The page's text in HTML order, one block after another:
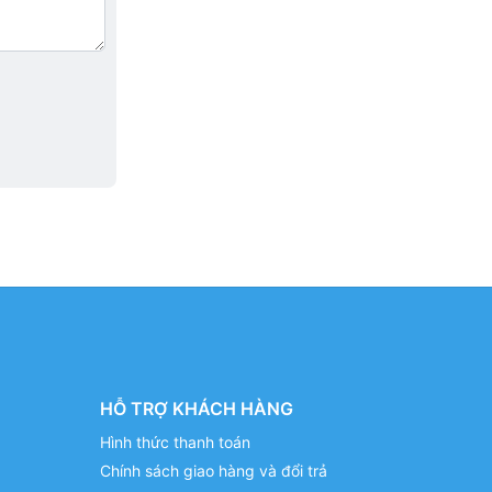
HỖ TRỢ KHÁCH HÀNG
Hình thức thanh toán
Chính sách giao hàng và đổi trả